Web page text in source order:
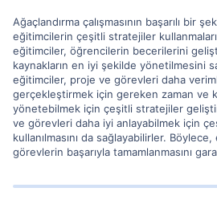
Ağaçlandırma çalışmasının başarılı bir
eğitimcilerin çeşitli stratejiler
eğitimciler, öğrencilerin becerilerini
kaynakların en iyi şekilde yönetilmesini
eğitimciler, proje ve görevleri daha
gerçekleştirmek için gereken zaman ve
yönetebilmek için çeşitli stratejiler
ve görevleri daha iyi anlayabilmek için
kullanılmasını da sağlayabilirler.
görevlerin başarıyla tamamlanmasını